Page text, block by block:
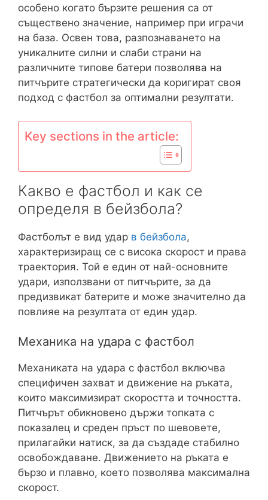
особено когато бързите решения са от
съществено значение, например при играчи
на база. Освен това, разпознаването на
уникалните силни и слаби страни на
различните типове батери позволява на
питчърите стратегически да коригират своя
подход с фастбол за оптимални резултати.
Key sections in the article:
Какво е фастбол и как се
определя в бейзбола?
Фастболът е вид удар в бейзбола,
характеризиращ се с висока скорост и права
траектория. Той е един от най-основните
удари, използвани от питчърите, за да
предизвикат батерите и може значително да
повлияе на резултата от един удар.
Механика на удара с фастбол
Механиката на удара с фастбол включва
специфичен захват и движение на ръката,
които максимизират скоростта и точността.
Питчърът обикновено държи топката с
показалец и среден пръст по шевовете,
прилагайки натиск, за да създаде стабилно
освобождаване. Движението на ръката е
бързо и плавно, което позволява максимална
скорост.